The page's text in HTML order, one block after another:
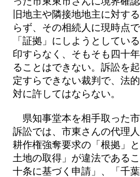
旧地主や隣接地地主に対す
らず、その相続人に現時点
「証拠」にしようとしてい
印すらなく、そもそも四十
ることはできない。訴訟を
定すらできない裁判で、法
対に許してはならない。
県知事堂本を相手取った
訴訟では、市東さんの代理
耕作権強奪要求の「根拠」
土地の取得」が違法である
十条に基づく申請」、「千